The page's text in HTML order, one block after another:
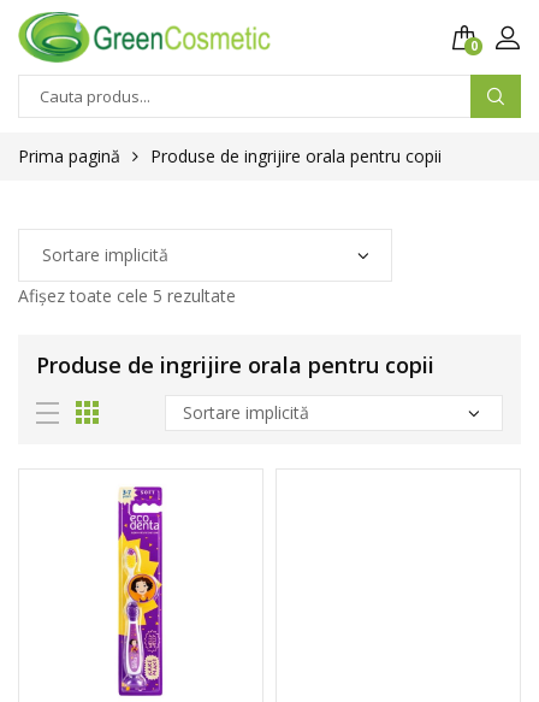
0
Prima pagină Produse de ingrijire orala pentru copii
Afișez toate cele 5 rezultate
Produse de ingrijire orala pentru copii